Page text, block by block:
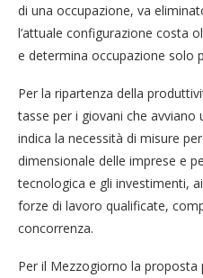
di una occupazione, va
l’attuale configurazione costa
e determina occupazione solo
Per la ripartenza della
tasse per i giovani che avviano
indica la necessità di misure
dimensionale delle imprese e
tecnologica e gli investimenti,
forze di lavoro qualificate,
concorrenza.
Per il Mezzogiorno la